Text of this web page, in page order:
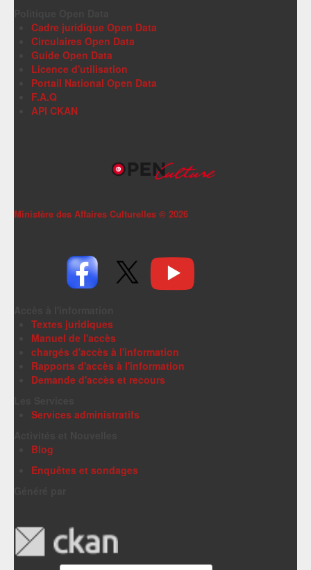
Cadre juridique Open Data
Circulaires Open Data
Guide Open Data
Licence d'utilisation
Portail National Open Data
F.A.Q
API CKAN
Ministère des Affaires Culturelles © 2026
Textes juridiques
Manuel de l'accès
chargés d'accès à l'information
Rapports d'accès à l'information
Demande d'accès et recours
Services administratifs
Blog
Enquêtes et sondages